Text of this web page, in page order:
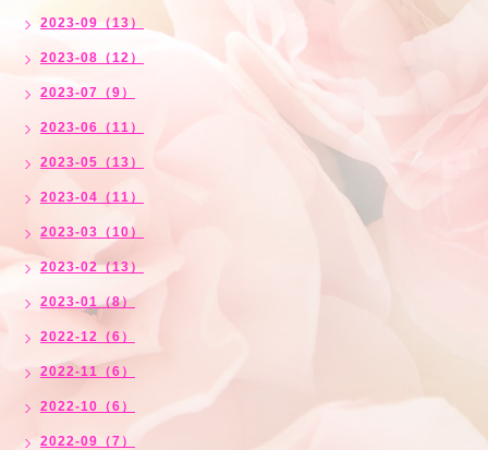
2023-09（13）
2023-08（12）
2023-07（9）
2023-06（11）
2023-05（13）
2023-04（11）
2023-03（10）
2023-02（13）
2023-01（8）
2022-12（6）
2022-11（6）
2022-10（6）
2022-09（7）